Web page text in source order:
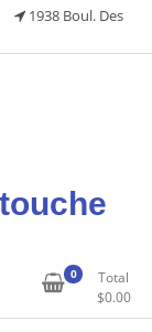
1938 Boul. Des
0
Total
$0.00